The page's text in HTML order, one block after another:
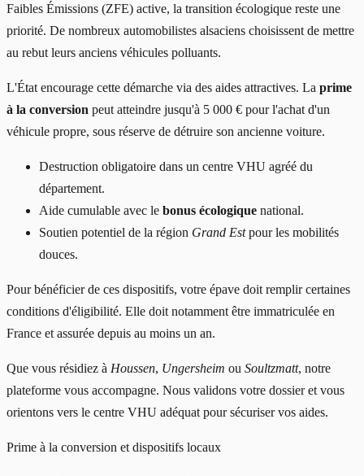
Faibles Émissions (ZFE) active, la transition écologique reste une
priorité. De nombreux automobilistes alsaciens choisissent de mettre
au rebut leurs anciens véhicules polluants.
L'État encourage cette démarche via des aides attractives. La prime
à la conversion peut atteindre jusqu'à 5 000 € pour l'achat d'un
véhicule propre, sous réserve de détruire son ancienne voiture.
Destruction obligatoire dans un centre VHU agréé du
département.
Aide cumulable avec le bonus écologique national.
Soutien potentiel de la région Grand Estpour les mobilités
douces.
Pour bénéficier de ces dispositifs, votre épave doit remplir certaines
conditions d'éligibilité. Elle doit notamment être immatriculée en
France et assurée depuis au moins un an.
Que vous résidiez à Houssen, Ungersheim ou Soultzmatt, notre
plateforme vous accompagne. Nous validons votre dossier et vous
orientons vers le centre VHU adéquat pour sécuriser vos aides.
Prime à la conversion et dispositifs locaux